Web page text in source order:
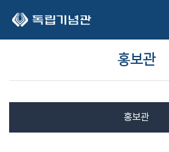
홍보관
홍보관